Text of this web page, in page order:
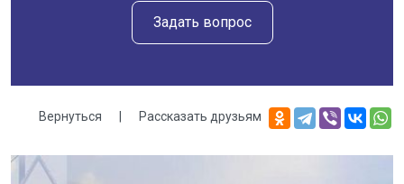
Задать вопрос
Вернуться | Рассказать друзьям
Галерея